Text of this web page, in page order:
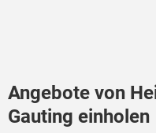
Angebote von
Gauting einholen